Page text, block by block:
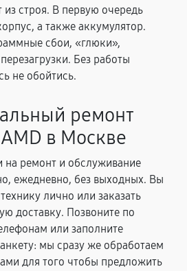
из строя. В первую очередь
а также аккумулятор.
сбои, «глюки»,
Без работы
не обойтись.
ремонт
в Москве
ремонт и обслуживание
ежедневно, без выходных. Вы
лично или заказать
доставку. Позвоните по
или заполните
мы сразу же обработаем
для того чтобы предложить